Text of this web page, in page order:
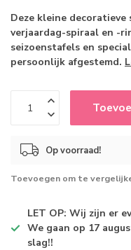
Deze kleine
verjaardag-spiraal en -
seizoenstafels en
persoonlijk afgestemd.
Op voorraad!
Toevoegen om te
LET OP: Wij zijn er
We gaan op 17
slag!!